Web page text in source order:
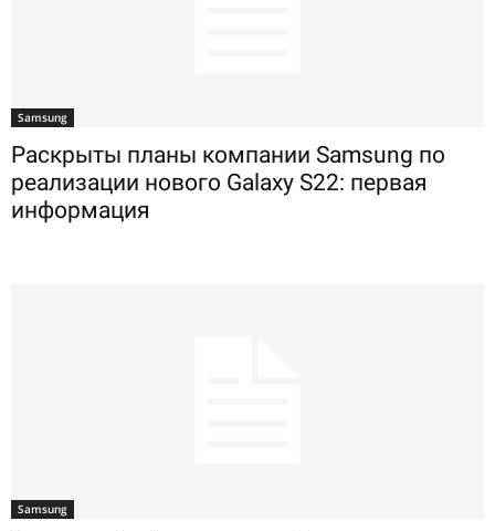
Samsung
Раскрыты планы компании Samsung по
реализации нового Galaxy S22: первая
информация
Samsung